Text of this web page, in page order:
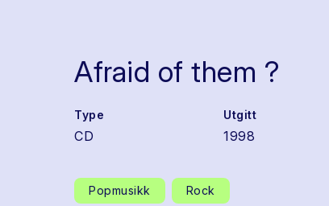
Afraid of them ?
Type
CD
Utgitt
1998
Popmusikk Rock